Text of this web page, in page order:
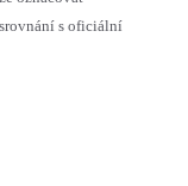
s oficiální